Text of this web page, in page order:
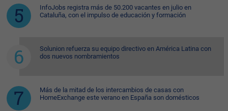
InfoJobs registra más de 50.200 vacantes en julio en
Cataluña, con el impulso de educación y formación
Solunion refuerza su equipo directivo en América Latina con
dos nuevos nombramientos
Más de la mitad de los intercambios de casas con
HomeExchange este verano en España son domésticos